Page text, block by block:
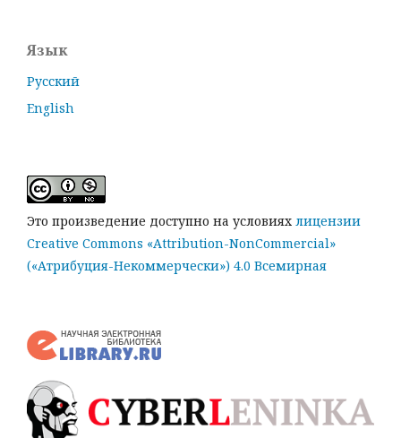
Язык
Русский
English
Это произведение доступно на условиях лицензии
Creative Commons «Attribution-NonCommercial»
(«Атрибуция-Некоммерчески») 4.0 Всемирная